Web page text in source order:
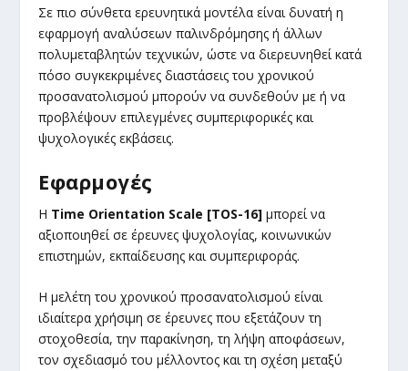
Σε πιο σύνθετα ερευνητικά μοντέλα είναι δυνατή η
εφαρμογή αναλύσεων παλινδρόμησης ή άλλων
πολυμεταβλητών τεχνικών, ώστε να διερευνηθεί κατά
πόσο συγκεκριμένες διαστάσεις του χρονικού
προσανατολισμού μπορούν να συνδεθούν με ή να
προβλέψουν επιλεγμένες συμπεριφορικές και
ψυχολογικές εκβάσεις.
Εφαρμογές
Η Time Orientation Scale [TOS-16] μπορεί να
αξιοποιηθεί σε έρευνες ψυχολογίας, κοινωνικών
επιστημών, εκπαίδευσης και συμπεριφοράς.
Η μελέτη του χρονικού προσανατολισμού είναι
ιδιαίτερα χρήσιμη σε έρευνες που εξετάζουν τη
στοχοθεσία, την παρακίνηση, τη λήψη αποφάσεων,
τον σχεδιασμό του μέλλοντος και τη σχέση μεταξύ